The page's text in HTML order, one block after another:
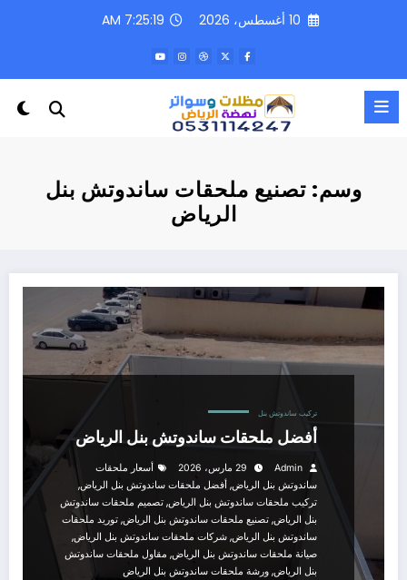
10 أغسطس، 2026 7:25:19 AM
وسم: تصنيع ملحقات ساندوتش بنل
الرياض
تركيب ساندوتش بنل
أفضل ملحقات ساندوتش بنل الرياض
Admin 29 مارس، 2026
أسعار ملحقات
ساندوتش بنل الرياض, أفضل ملحقات ساندوتش بنل الرياض,
تركيب ملحقات ساندوتش بنل الرياض, تصميم ملحقات ساندوتش
بنل الرياض, تصنيع ملحقات ساندوتش بنل الرياض, توريد ملحقات
ساندوتش بنل الرياض, شركات ملحقات ساندوتش بنل الرياض,
صيانة ملحقات ساندوتش بنل الرياض, مقاول ملحقات ساندوتش
بنل الرياض, ورشة ملحقات ساندوتش بنل الرياض